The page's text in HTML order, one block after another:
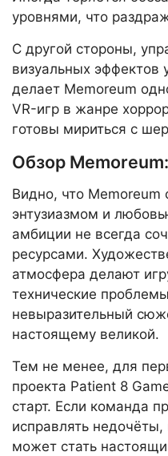
уровнями, что
С другой стороны,
визуальных
делает Memoreum
VR-игр в жанре
готовы мириться с
Обзор
Видно, что Memoreum
энтузиазмом и
амбиции не всегда
ресурсами.
атмосфера делают
технические
невыразительный
настоящему великой.
Тем не менее, для
проекта Patient 8
старт. Если команда
исправлять
может стать